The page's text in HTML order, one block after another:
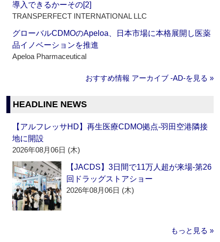
導入できるかーその[2]
TRANSPERFECT INTERNATIONAL LLC
グローバルCDMOのApeloa、日本市場に本格展開し医薬
品イノベーションを推進
Apeloa Pharmaceutical
おすすめ情報 アーカイブ ‐AD‐を見る »
HEADLINE NEWS
【アルフレッサHD】再生医療CDMO拠点‐羽田空港隣接
地に開設
2026年08月06日 (木)
【JACDS】3日間で11万人超が来場‐第26
回ドラッグストアショー
2026年08月06日 (木)
もっと見る »